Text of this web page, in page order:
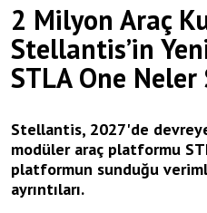
2 Milyon Araç
Stellantis’in
STLA One Neler
Stellantis, 2027'de
modüler araç platformu
platformun sunduğu
ayrıntıları.